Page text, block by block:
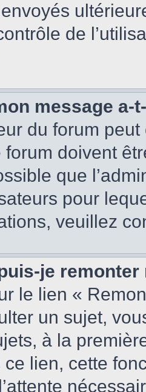
de
message a-
du forum
doivent
que
pour
veuillez
je
le lien «
un sujet,
à la
ce lien, cette